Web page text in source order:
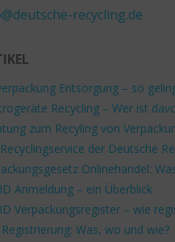
recycling.de
Entsorgung – so
Recycling – Wer ist
zum Recyling von
der Deutsche
Onlinehandel:
Anmeldung – ein Überblick
Verpackungsregister – wie
Registrierung: Was, wo und wie?